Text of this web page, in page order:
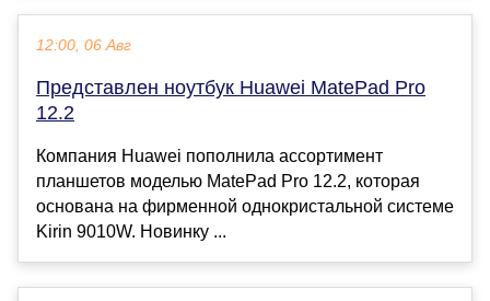
12:00, 06 Авг
Представлен ноутбук Huawei MatePad Pro
12.2
Компания Huawei пополнила ассортимент
планшетов моделью MatePad Pro 12.2, которая
основана на фирменной однокристальной системе
Kirin 9010W. Новинку ...